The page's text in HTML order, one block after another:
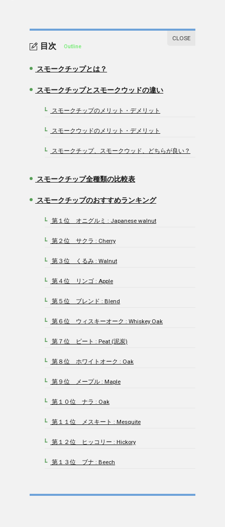
目次 Outline
1.
スモークチップとは？
2.
スモークチップとスモークウッドの違い
2-1.スモークチップのメリット・デメリット
2-2.スモークウッドのメリット・デメリット
2-3.スモークチップ、スモークウッド、どちらが良い？
3.
スモークチップ全種類の比較表
4.
スモークチップのおすすめランキング
4-1.第１位 オニグルミ : Japanese walnut
4-2.第２位 サクラ : Cherry
4-3.第３位 くるみ : Walnut
4-4.第４位 リンゴ : Apple
4-5.第５位 ブレンド : Blend
4-6.第６位 ウィスキーオーク : Whiskey Oak
4-7.第７位 ピート : Peat (泥炭)
4-8.第８位 ホワイトオーク : Oak
4-9.第９位 メープル : Maple
4-10.第１０位 ナラ : Oak
4-11.第１１位 メスキート : Mesquite
4-12.第１２位 ヒッコリー : Hickory
4-13.第１３位 ブナ : Beech